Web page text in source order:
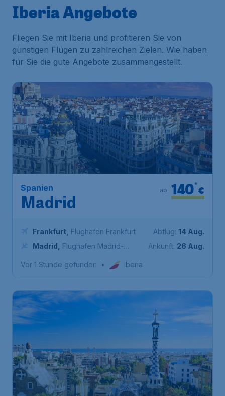
Iberia Angebote
Fliegen Sie mit Iberia und profitieren Sie von
günstigen Flügen zu zahlreichen Zielen. Wie haben
für Sie die gute Angebote zusammengestellt.
Spanien
Madrid
€
140*
ab
Frankfurt Flughafen Frankfurt
Madrid
Flughafen Madrid-
Abflug: 14 Aug.
Ankunft: 26 Aug.
Vor 1 Stunde gefunden • Iberia